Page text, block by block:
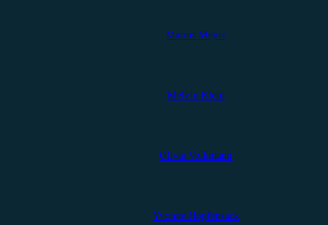
Marius Meyer
Melvin Klein
Olivia Volkmann
Yvonne Hopfensack